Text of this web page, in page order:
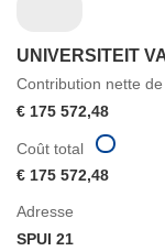
UNIVERSITEIT
Contribution nette
€ 175 572,48
Adresse
SPUI 21
Coût total
€ 175 572,48